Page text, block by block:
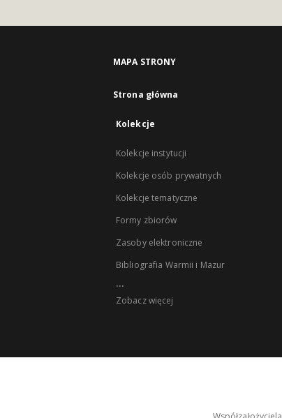
MAPA STRONY
Strona główna
Kolekcje
Kolekcje instytucji
Kolekcje osób prywatnych
Kolekcje tematyczne
Formy zbiorów
Zasoby elektroniczne
Bibliografia Warmii i Mazur
...
Zobacz więcej